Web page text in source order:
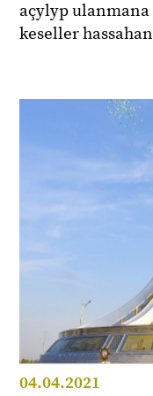
açylyp
keseller
04.04.2021